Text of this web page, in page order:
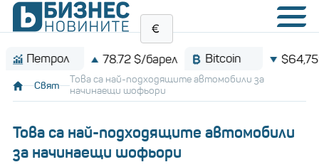
78.72 $/барел Bitcoin $64,759.2
Свят
Това са най-подходящите автомобили за
начинаещи шофьори
Това са най-подходящите автомобили
за начинаещи шофьори